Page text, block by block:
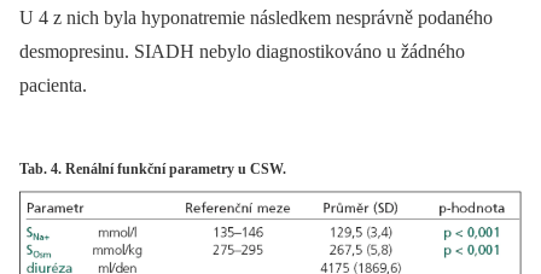
U 4 z nich byla hyponatremie následkem nesprávně podaného
desmopresinu. SIADH nebylo diagnostikováno u žádného
pacienta.
Tab. 4. Renální funkční parametry u CSW.